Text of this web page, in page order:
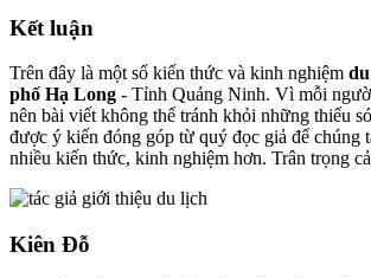
Kết luận
Trên đây là một số kiến thức và kinh nghiệm
phố Hạ Long - Tỉnh Quảng Ninh. Vì mỗi
nên bài viết không thể tránh khỏi những thiếu
được ý kiến đóng góp từ quý đọc giả để chúng
nhiều kiến thức, kinh nghiệm hơn. Trân trọng
Kiên Đỗ